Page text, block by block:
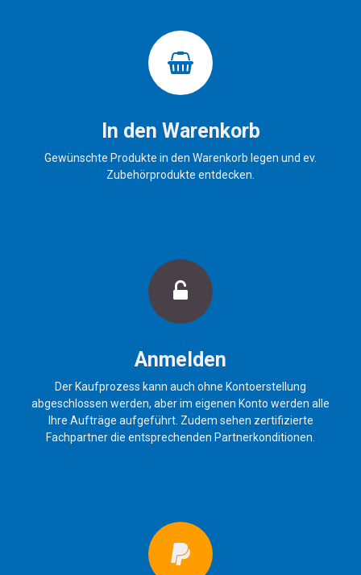
In den Warenkorb
Gewünschte Produkte in den Warenkorb legen und ev.
Zubehörprodukte entdecken.
Anmelden
Der Kaufprozess kann auch ohne Kontoerstellung
abgeschlossen werden, aber im eigenen Konto werden alle
Ihre Aufträge aufgeführt. Zudem sehen zertifizierte
Fachpartner die entsprechenden Partnerkonditionen.